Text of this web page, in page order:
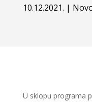
10.12.2021. |
U sklopu programa